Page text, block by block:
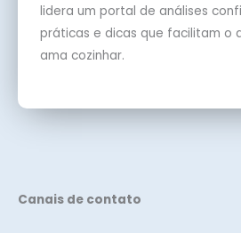
lidera um portal de análises
práticas e dicas que facilitam o
ama cozinhar.
Canais de contato